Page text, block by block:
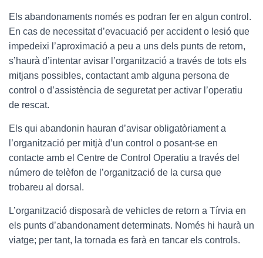
Els abandonaments només es podran fer en algun control.
En cas de necessitat d’evacuació per accident o lesió que
impedeixi l’aproximació a peu a uns dels punts de retorn,
s’haurà d’intentar avisar l’organització a través de tots els
mitjans possibles, contactant amb alguna persona de
control o d’assistència de seguretat per activar l’operatiu
de rescat.
Els qui abandonin hauran d’avisar obligatòriament a
l’organització per mitjà d’un control o posant-se en
contacte amb el Centre de Control Operatiu a través del
número de telèfon de l’organització de la cursa que
trobareu al dorsal.
L’organització disposarà de vehicles de retorn a Tírvia en
els punts d’abandonament determinats. Només hi haurà un
viatge; per tant, la tornada es farà en tancar els controls.